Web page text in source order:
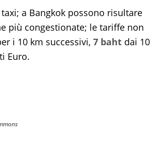
a Bangkok possono risultare
più congestionate; le tariffe non
i 10 km successivi, 7 baht dai 10
Euro.